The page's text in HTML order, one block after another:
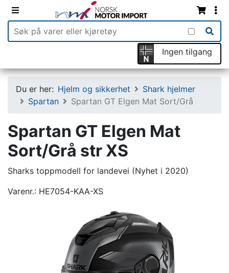
Ingen tilgang
Du er her: Hjelm og sikkerhet
Shark hjelmer
Spartan
Spartan GT Elgen Mat Sort/Grå
Spartan GT Elgen Mat
Sort/Grå str XS
Sharks toppmodell for landevei (Nyhet i 2020)
Varenr.: HE7054-KAA-XS